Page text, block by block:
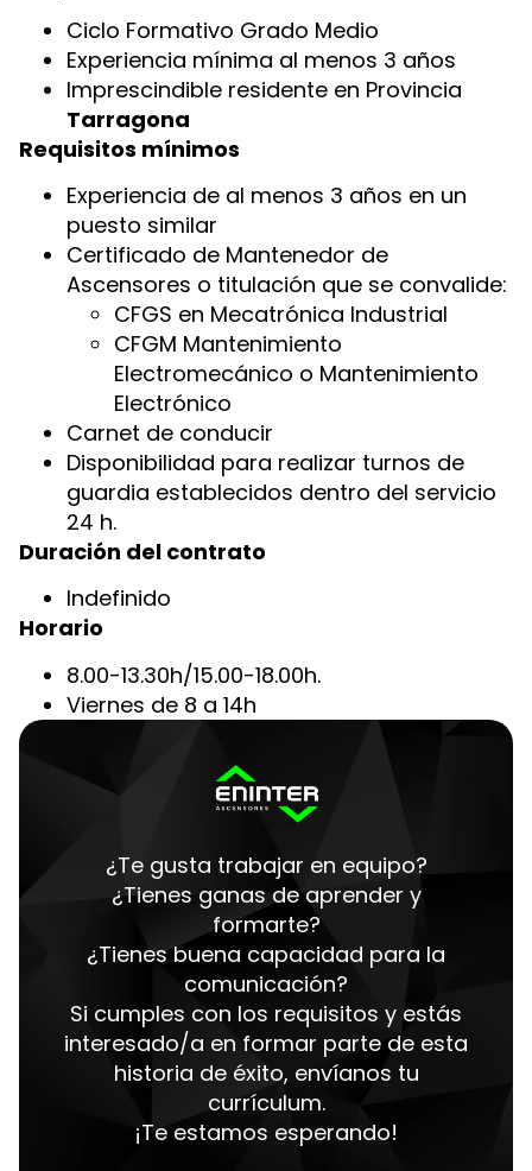
Ciclo Formativo Grado Medio
Experiencia mínima al menos 3 años
Imprescindible residente en Provincia
Tarragona
Requisitos mínimos
Experiencia de al menos 3 años en un
puesto similar
Certificado de Mantenedor de
Ascensores o titulación que se convalide:
CFGS en Mecatrónica Industrial
CFGM Mantenimiento
Electromecánico o Mantenimiento
Electrónico
Carnet de conducir
Disponibilidad para realizar turnos de
guardia establecidos dentro del servicio
24 h.
Duración del contrato
Indefinido
Horario
8.00-13.30h/15.00-18.00h.
Viernes de 8 a 14h
¿Te gusta trabajar en equipo?
¿Tienes ganas de aprender y
formarte?
¿Tienes buena capacidad para la
comunicación?
Si cumples con los requisitos y estás
interesado/a en formar parte de esta
historia de éxito, envíanos tu
currículum.
¡Te estamos esperando!